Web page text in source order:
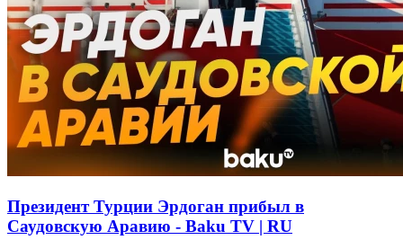
Президент Турции Эрдоган прибыл в
Саудовскую Аравию - Baku TV | RU